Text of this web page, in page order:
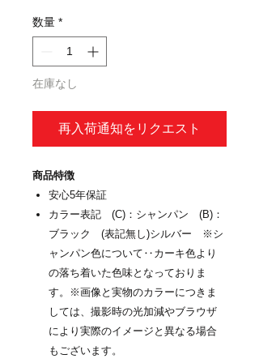
数量 *
在庫なし
再入荷通知をリクエスト
商品特徴
安心5年保証
カラー表記 (C)：シャンパン (B)：
ブラック (表記無し)シルバー ※シ
ャンパン色について‥カーキ色より
の落ち着いた色味となっておりま
す。※画像と実物のカラーにつきま
しては、撮影時の光加減やブラウザ
により実際のイメージと異なる場合
もございます。